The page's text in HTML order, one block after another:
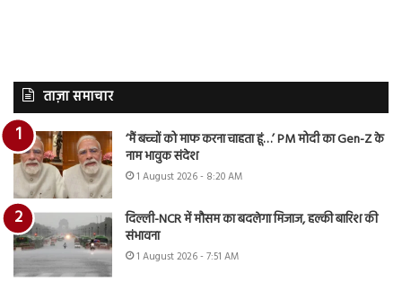
ताज़ा समाचार
‘मैं बच्चों को माफ करना चाहता हूं…’ PM मोदी का Gen-Z के
नाम भावुक संदेश
1 August 2026 - 8:20 AM
दिल्ली-NCR में मौसम का बदलेगा मिजाज, हल्की बारिश की
संभावना
1 August 2026 - 7:51 AM